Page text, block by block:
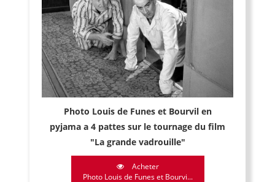
Photo Louis de Funes et Bourvil en
pyjama a 4 pattes sur le tournage du film
"La grande vadrouille"
Acheter
Photo Louis de Funes et Bourvi...